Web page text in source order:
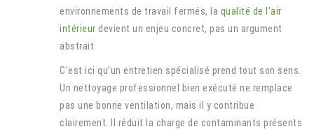
environnements de travail fermés, la qualité de l’air
intérieur devient un enjeu concret, pas un argument
abstrait.
C’est ici qu’un entretien spécialisé prend tout son sens.
Un nettoyage professionnel bien exécuté ne remplace
pas une bonne ventilation, mais il y contribue
clairement. Il réduit la charge de contaminants présents